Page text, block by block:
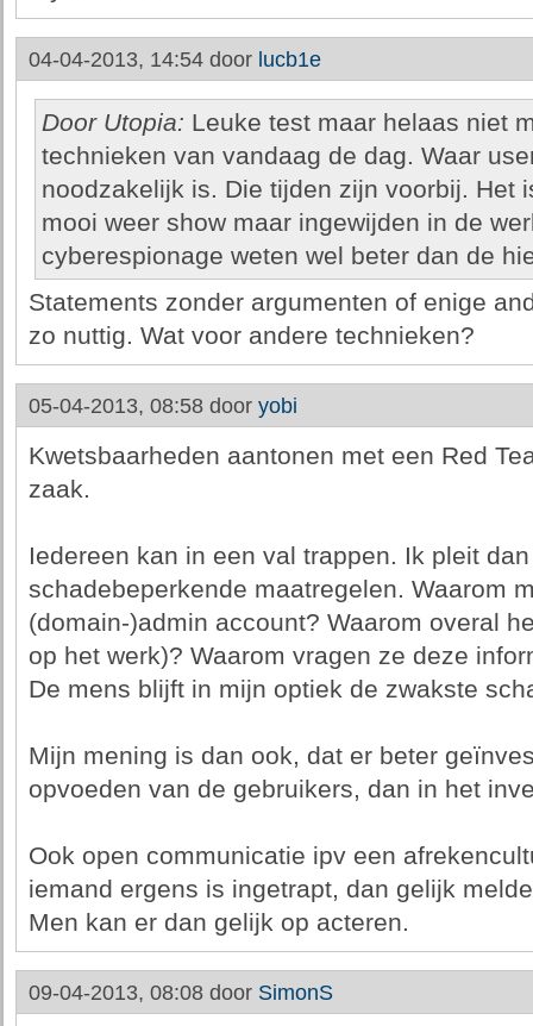
04-04-2013, 14:54 door lucb1e
Door Utopia: Leuke test maar helaas niet
technieken van vandaag de dag. Waar
noodzakelijk is. Die tijden zijn voorbij. Het
mooi weer show maar ingewijden in de
cyberespionage weten wel beter dan de
Statements zonder argumenten of enige
zo nuttig. Wat voor andere technieken?
05-04-2013, 08:58 door yobi
Kwetsbaarheden aantonen met een Red
zaak.
Iedereen kan in een val trappen. Ik pleit
schadebeperkende maatregelen. Waarom
(domain-)admin account? Waarom overal
op het werk)? Waarom vragen ze deze
De mens blijft in mijn optiek de zwakste
Mijn mening is dan ook, dat er beter
opvoeden van de gebruikers, dan in het
Ook open communicatie ipv een
iemand ergens is ingetrapt, dan gelijk
Men kan er dan gelijk op acteren.
09-04-2013, 08:08 door SimonS